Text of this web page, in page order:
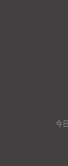
今